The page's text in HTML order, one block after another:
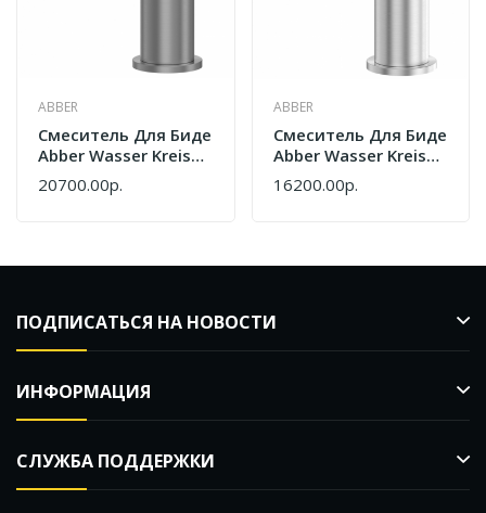
ABBER
Смеситель Для Биде
Abber Wasser Kreis
316 AF8124BGG
Оружейная Сталь
20700.00р.
ABBER
Смеситель Для Биде
Abber Wasser Kreis
316 AF8124BST
Сталь
16200.00р.
ПОДПИСАТЬСЯ НА НОВОСТИ
ИНФОРМАЦИЯ
СЛУЖБА ПОДДЕРЖКИ